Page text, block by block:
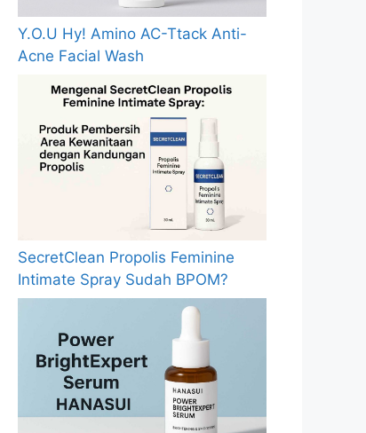
Y.O.U Hy! Amino AC-Ttack Anti-
Acne Facial Wash
SecretClean Propolis Feminine
Intimate Spray Sudah BPOM?